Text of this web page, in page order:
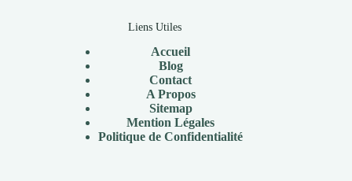
Liens Utiles
Accueil
Blog
Contact
A Propos
Sitemap
Mention Légales
Politique de Confidentialité